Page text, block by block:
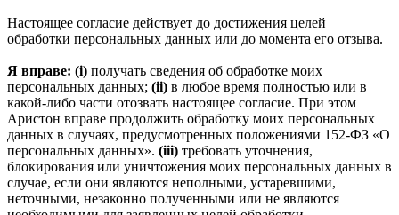
Настоящее согласие действует до достижения целей
обработки персональных данных или до момента его отзыва.
Я вправе: (i) получать сведения об обработке моих
персональных данных; (ii) в любое время полностью или в
какой-либо части отозвать настоящее согласие. При этом
Аристон вправе продолжить обработку моих персональных
данных в случаях, предусмотренных положениями 152-ФЗ «О
персональных данных». (iii) требовать уточнения,
блокирования или уничтожения моих персональных данных в
случае, если они являются неполными, устаревшими,
неточными, незаконно полученными или не являются